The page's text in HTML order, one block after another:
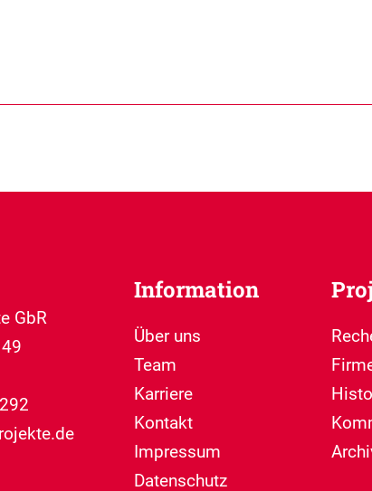
GbR
Information
Über uns
Team
Karriere
Kontakt
Impressum
Datenschutz